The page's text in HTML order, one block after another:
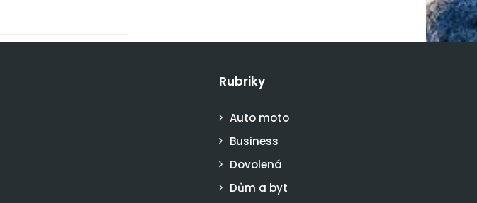
Rubriky
Auto moto
Business
Dovolená
Dům a byt